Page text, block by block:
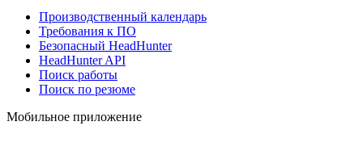
Производственный календарь
Требования к ПО
Безопасный HeadHunter
HeadHunter API
Поиск работы
Поиск по резюме
Мобильное приложение